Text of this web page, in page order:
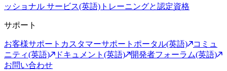
ッショナル サービス(英語) トレーニングと認定資格
サポート
お客様サポート カスタマーサポートポータル(英語)
コミュ
ニティ(英語)
ドキュメント(英語)
開発者フォーラム(英語)
お問い合わせ